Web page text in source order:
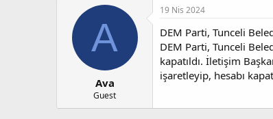
l
ş
a
n
ı
ç
t
a
A
Ava
Guest
19 Nis 2024
DEM Parti, Tunceli
DEM Parti, Tunceli
kapatıldı. İletişim
işaretleyip, hesabı